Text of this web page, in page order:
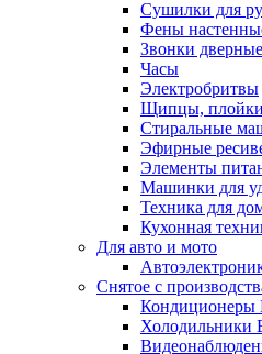
Сушилки для
Фены
Звонки дверные
Часы
Электробритвы
Щипцы,
Стиральные
Эфирные
Элементы
Машинки для
Техника для
Кухонная
Для авто и мото
Снятое с
Кондиционеры
Холодильники